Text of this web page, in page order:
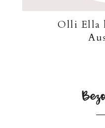
Olli Ella